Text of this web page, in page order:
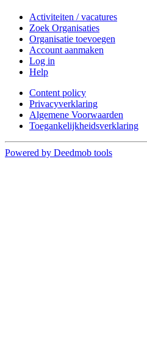
Activiteiten / vacatures
Zoek Organisaties
Organisatie toevoegen
Account aanmaken
Log in
Help
Content policy
Privacyverklaring
Algemene Voorwaarden
Toegankelijkheidsverklaring
Powered by Deedmob tools